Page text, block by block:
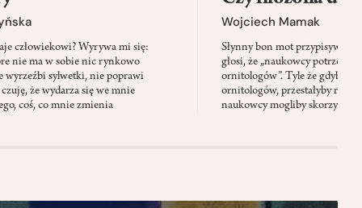
człowiekowi? Wyrywa mi się:
nie ma w sobie nic rynkowo
wyrzeźbi sylwetki, nie poprawi
że wydarza się we mnie
coś, co mnie zmienia
Wojciech Mamak
Słynny bon mot
głosi, że „naukowcy
ornitologów”. Tyle że gdyby
ornitologów, przestałyby
naukowcy mogliby skorzystać